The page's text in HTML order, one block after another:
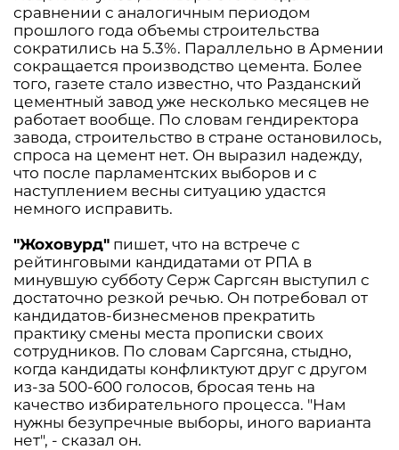
сравнении с аналогичным периодом
прошлого года объемы строительства
сократились на 5.3%. Параллельно в Армении
сокращается производство цемента. Более
того, газете стало известно, что Разданский
цементный завод уже несколько месяцев не
работает вообще. По словам гендиректора
завода, строительство в стране остановилось,
спроса на цемент нет. Он выразил надежду,
что после парламентских выборов и с
наступлением весны ситуацию удастся
немного исправить.
"Жоховурд" пишет, что на встрече с
рейтинговыми кандидатами от РПА в
минувшую субботу Серж Саргсян выступил с
достаточно резкой речью. Он потребовал от
кандидатов-бизнесменов прекратить
практику смены места прописки своих
сотрудников. По словам Саргсяна, стыдно,
когда кандидаты конфликтуют друг с другом
из-за 500-600 голосов, бросая тень на
качество избирательного процесса. "Нам
нужны безупречные выборы, иного варианта
нет", - сказал он.